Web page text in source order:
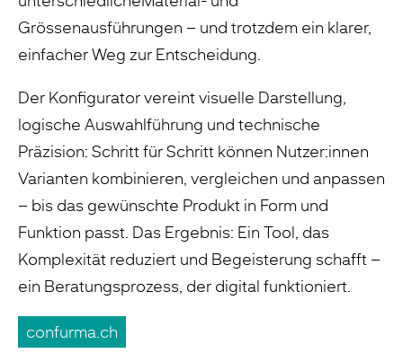
Grössenausführungen – und trotzdem ein klarer,
einfacher Weg zur Entscheidung.
Der Konfigurator vereint visuelle Darstellung,
logische Auswahlführung und technische
Präzision: Schritt für Schritt können Nutzer:innen
Varianten kombinieren, vergleichen und anpassen
– bis das gewünschte Produkt in Form und
Funktion passt. Das Ergebnis: Ein Tool, das
Komplexität reduziert und Begeisterung schafft –
ein Beratungsprozess, der digital funktioniert.
confurma.ch